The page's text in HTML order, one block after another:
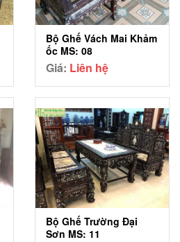
Bộ Ghế Vách Mai Khảm
ốc MS: 08
Giá: Liên hệ
Bộ Ghế Trường Đại
Sơn MS: 11